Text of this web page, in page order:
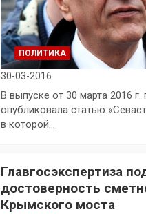
ПОЛИТИКА
30-03-2016
В выпуске от 30 марта 2016
опубликовала статью
в которой…
Главгосэкспертиза
достоверность
Крымского моста